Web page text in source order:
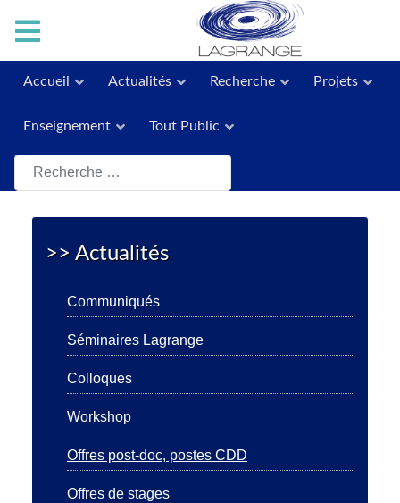
Accueil Actualités Recherche Projets
Enseignement Tout Public
Rechercher
>> Actualités
Communiqués
Séminaires Lagrange
Colloques
Workshop
Offres post-doc, postes CDD
Offres de stages